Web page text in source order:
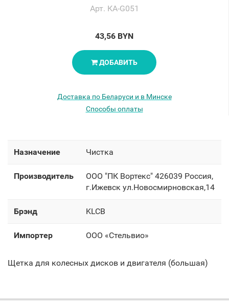
Арт. КА-G051
43,56 BYN
ДОБАВИТЬ
Доставка по Беларуси и в Минске
Способы оплаты
Назначение Чистка
Производитель
OOO "ПК Вортекс" 426039 Россия,
г.Ижевск ул.Новосмирновская,14
Брэнд KLCB
Импортер OOO «Стельвио»
Щетка для колесных дисков и двигателя (большая)